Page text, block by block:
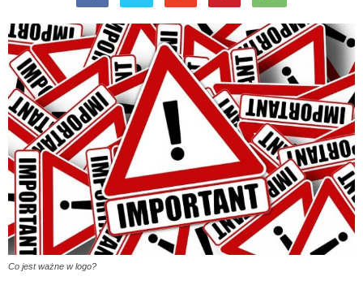
Co jest ważne w logo?